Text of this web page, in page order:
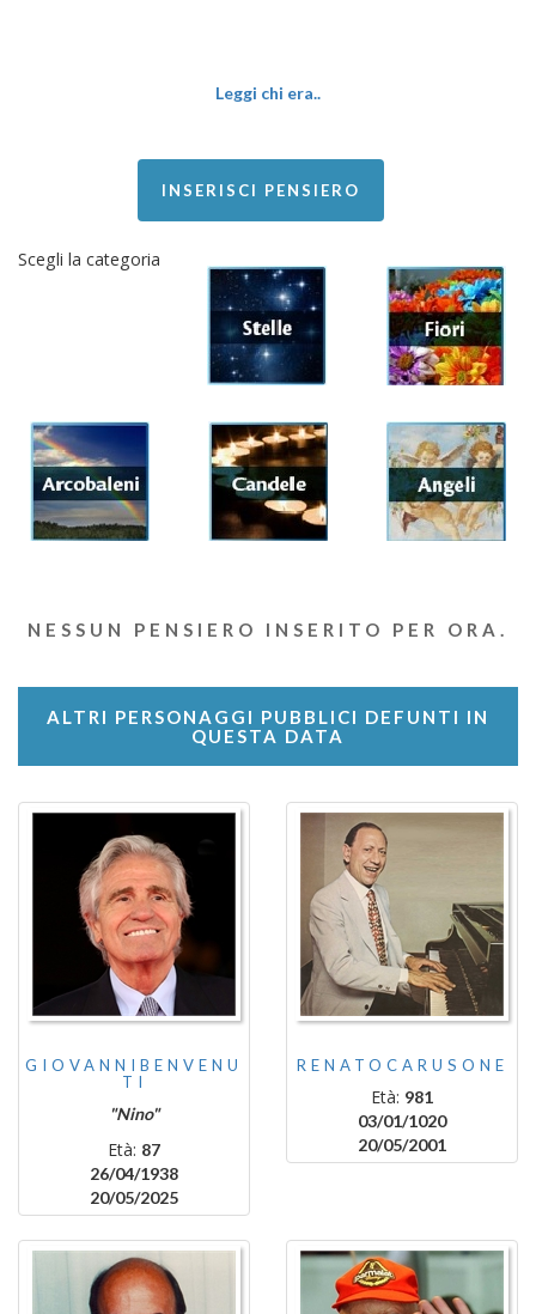
Leggi chi era..
INSERISCI PENSIERO
Scegli la categoria
NESSUN PENSIERO INSERITO PER ORA.
ALTRI PERSONAGGI PUBBLICI DEFUNTI IN
QUESTA DATA
GIOVANNIBENVENU
TI
"Nino"
Età: 87
26/04/1938
20/05/2025
RENATOCARUSONE
Età: 981
03/01/1020
20/05/2001